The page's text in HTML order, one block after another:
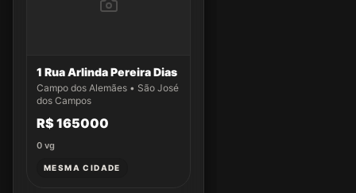
1 Rua Arlinda Pereira Dias
Campo dos Alemães • São José
dos Campos
R$ 165000
0 vg
MESMA CIDADE